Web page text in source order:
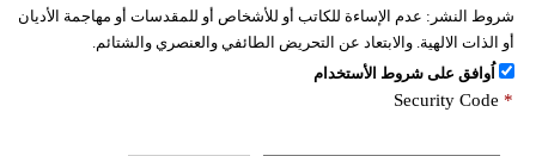
شروط النشر: عدم الإساءة للكاتب أو للأشخاص أو للمقدسات أو مهاجمة الأديان
أو الذات الالهية. والابتعاد عن التحريض الطائفي والعنصري والشتائم.
اُوافق على شروط الأستخدام
Security Code *